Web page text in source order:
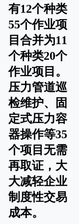
有12个种类
55个作业项
目合并为11
个种类20个
作业项目。
压力管道巡
检维护、固
定式压力容
器操作等35
个项目无需
再取证，大
大减轻企业
制度性交易
成本。